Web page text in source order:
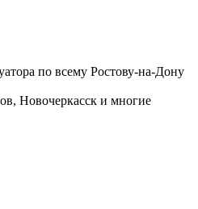
по всему Ростову-на-Дону
Новочеркасск и многие